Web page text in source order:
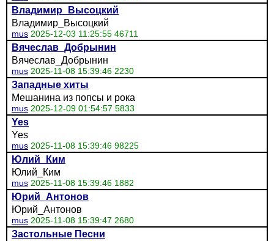
Владимир_Высоцкий
Владимир_Высоцкий
mus 2025-12-03 11:25:55 46711
Вячеслав_Добрынин
Вячеслав_Добрынин
mus 2025-11-08 15:39:46 2230
Западные хиты
Мешанина из попсы и рока
mus 2025-12-09 01:54:57 5833
Yes
Yes
mus 2025-11-08 15:39:46 98225
Юлий_Ким
Юлий_Ким
mus 2025-11-08 15:39:46 1882
Юрий_Антонов
Юрий_Антонов
mus 2025-11-08 15:39:47 2680
Застольные Песни